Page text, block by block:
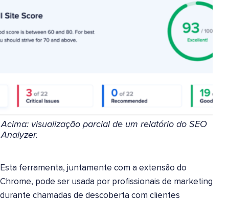
Acima: visualização parcial de um relatório do SEO
Analyzer.
Esta ferramenta, juntamente com a extensão do
Chrome, pode ser usada por profissionais de marketing
durante chamadas de descoberta com clientes